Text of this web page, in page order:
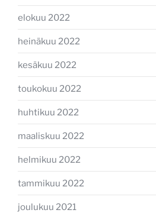
elokuu 2022
heinäkuu 2022
kesäkuu 2022
toukokuu 2022
huhtikuu 2022
maaliskuu 2022
helmikuu 2022
tammikuu 2022
joulukuu 2021